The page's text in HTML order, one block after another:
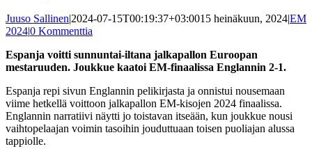
Juuso Sallinen|2024-07-15T00:19:37+03:0015 heinäkuun, 2024|EM
2024|0 Kommenttia
Espanja voitti sunnuntai-iltana jalkapallon Euroopan
mestaruuden. Joukkue kaatoi EM-finaalissa Englannin 2-1.
Espanja repi sivun Englannin pelikirjasta ja onnistui nousemaan
viime hetkellä voittoon jalkapallon EM-kisojen 2024 finaalissa.
Englannin narratiivi näytti jo toistavan itseään, kun joukkue nousi
vaihtopelaajan voimin tasoihin jouduttuaan toisen puoliajan alussa
tappiolle.